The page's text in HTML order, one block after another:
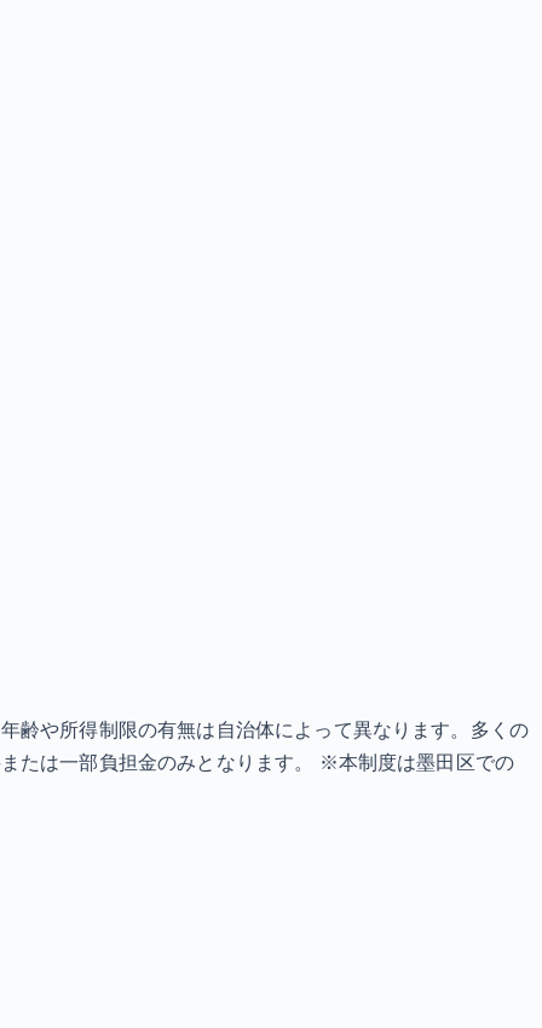
齢や所得制限の有無は自治体によって異なります。多くの
たは一部負担金のみとなります。 ※本制度は墨田区での